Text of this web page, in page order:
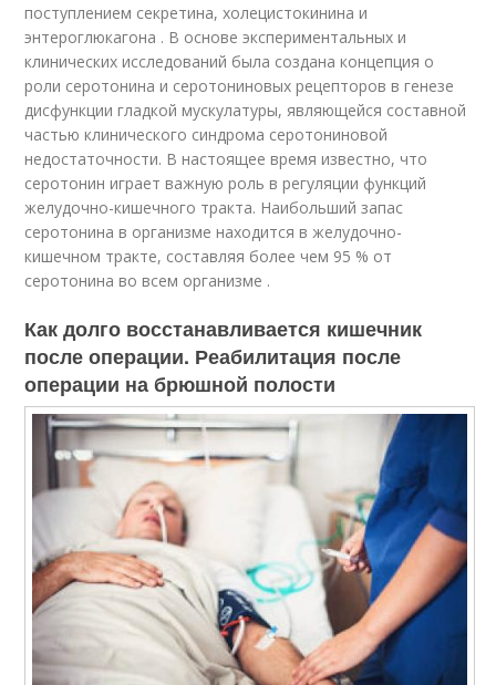
поступлением секретина, холецистокинина и
энтероглюкагона . В основе экспериментальных и
клинических исследований была создана концепция о
роли серотонина и серотониновых рецепторов в генезе
дисфункции гладкой мускулатуры, являющейся составной
частью клинического синдрома серотониновой
недостаточности. В настоящее время известно, что
серотонин играет важную роль в регуляции функций
желудочно-кишечного тракта. Наибольший запас
серотонина в организме находится в желудочно-
кишечном тракте, составляя более чем 95 % от
серотонина во всем организме .
Как долго восстанавливается кишечник
после операции. Реабилитация после
операции на брюшной полости